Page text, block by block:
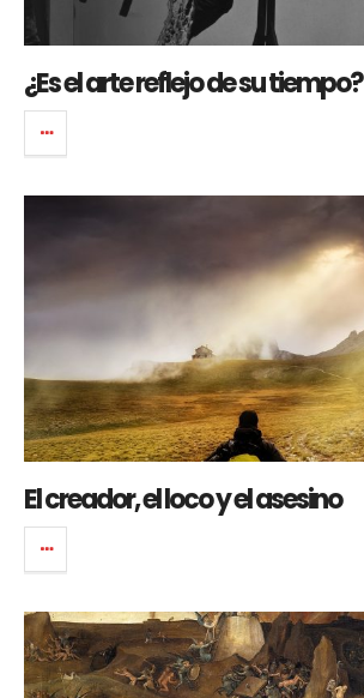
¿Es el arte reflejo de su tiempo?
El creador, el loco y el asesino